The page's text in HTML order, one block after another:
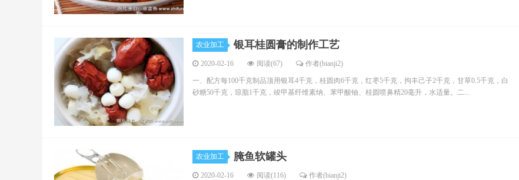
农业加工 银耳桂圆膏的制作工艺
2020-02-16 阅读(67) 作者(bianji2)
一、配方每100千克制品顶用银耳4千克，桂圆肉6千克，红枣5千克，拘丰己子2千克，甘草0.5千克，白
砂糖50千克，琼脂1千克，竣甲基纤维素纳、苯甲酸铀、桂圆喷鼻精20毫升，水适量。二...
农业加工 腌鱼软罐头
2020-02-16 阅读(116) 作者(bianji2)